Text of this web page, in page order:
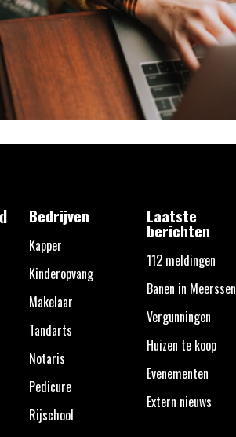
Bedrijven
Kapper
Kinderopvang
Makelaar
Tandarts
Notaris
Pedicure
Rijschool
Laatste
berichten
112 meldingen
Banen in Meerssen
Vergunningen
Huizen te koop
Evenementen
Extern nieuws